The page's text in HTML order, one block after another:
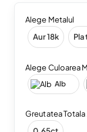
Alege Metalul
Aur 18k
Alege Culoarea
Alb
Greutatea